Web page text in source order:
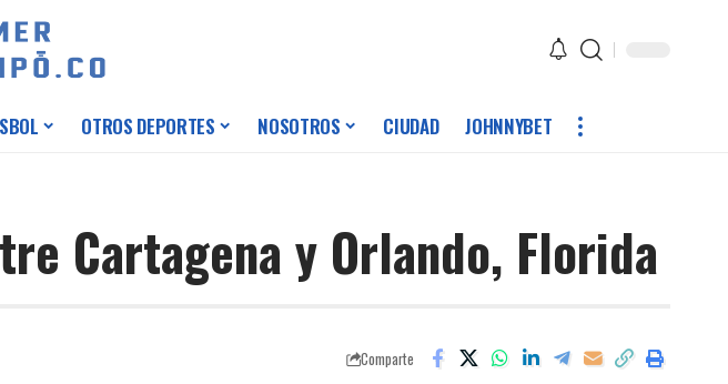
OTROS DEPORTES NOSOTROS CIUDAD JOHNNYBET
Cartagena y Orlando, Florida
Comparte